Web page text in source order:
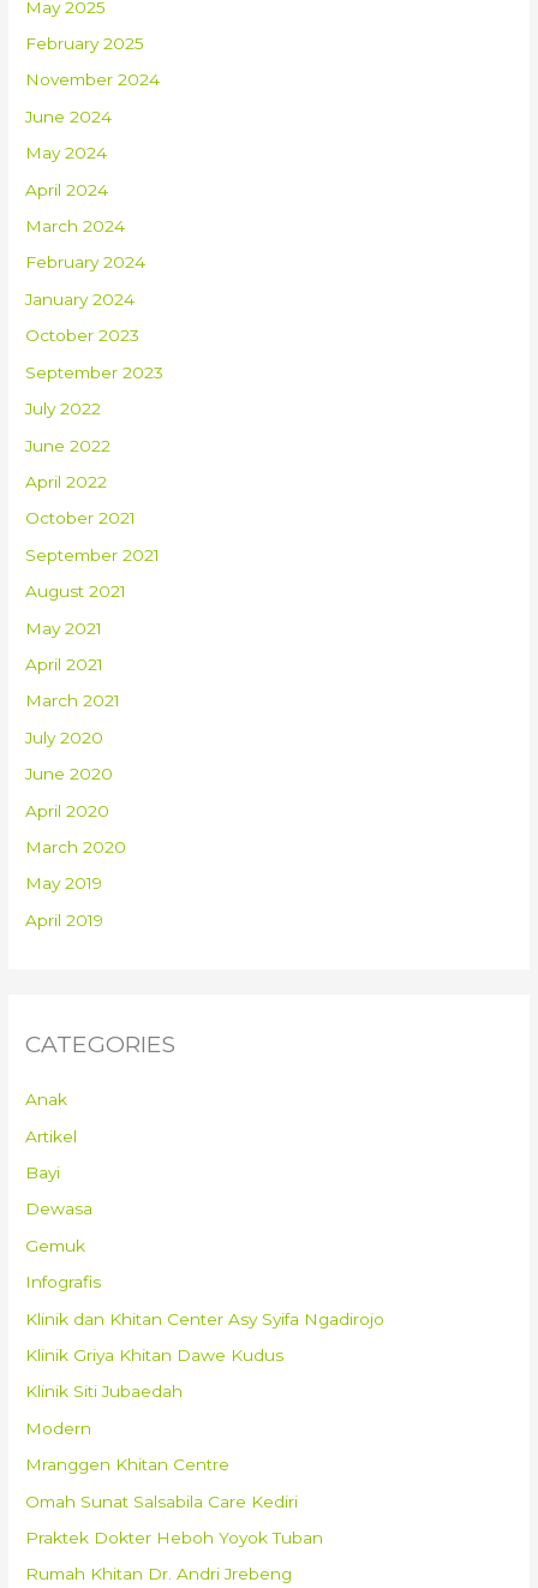
May 2025
February 2025
November 2024
June 2024
May 2024
April 2024
March 2024
February 2024
January 2024
October 2023
September 2023
July 2022
June 2022
April 2022
October 2021
September 2021
August 2021
May 2021
April 2021
March 2021
July 2020
June 2020
April 2020
March 2020
May 2019
April 2019
CATEGORIES
Anak
Artikel
Bayi
Dewasa
Gemuk
Infografis
Klinik dan Khitan Center Asy Syifa Ngadirojo
Klinik Griya Khitan Dawe Kudus
Klinik Siti Jubaedah
Modern
Mranggen Khitan Centre
Omah Sunat Salsabila Care Kediri
Praktek Dokter Heboh Yoyok Tuban
Rumah Khitan Dr. Andri Jrebeng